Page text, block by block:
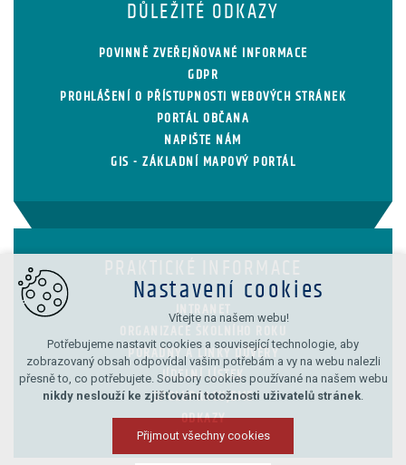
DŮLEŽITÉ ODKAZY
POVINNĚ ZVEŘEJŇOVANÉ INFORMACE
GDPR
PROHLÁŠENÍ O PŘÍSTUPNOSTI WEBOVÝCH STRÁNEK
PORTÁL OBČANA
NAPIŠTE NÁM
GIS - ZÁKLADNÍ MAPOVÝ PORTÁL
INTRANET
PORADNY A LINKY DŮVĚRY
JÍDELNÍ LÍSTEK
SPOLUPRACUJEME
ODKAZY
Nastavení cookies
Vítejte na našem webu!
Potřebujeme nastavit cookies a související technologie, aby
zobrazovaný obsah odpovídal vašim potřebám a vy na webu nalezli
přesně to, co potřebujete. Soubory cookies používané na našem webu
nikdy neslouží ke zjišťování totožnosti uživatelů stránek.
Přijmout všechny cookies